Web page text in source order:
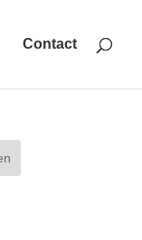
Contact